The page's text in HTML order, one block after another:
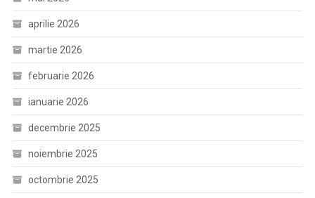
aprilie 2026
martie 2026
februarie 2026
ianuarie 2026
decembrie 2025
noiembrie 2025
octombrie 2025